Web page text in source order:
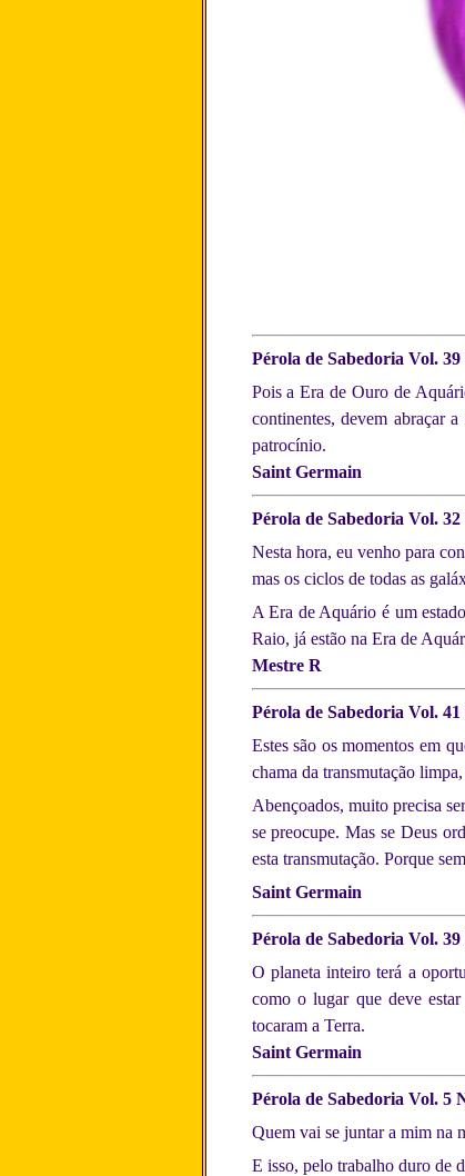
Pérola de Sabedoria Vol.
Pois a Era de Ouro de
continentes, devem abraçar
patrocínio.
Saint Germain
Pérola de Sabedoria Vol.
Nesta hora, eu venho para
mas os ciclos de todas as
A Era de Aquário é um
Raio, já estão na Era de
Mestre R
Pérola de Sabedoria Vol.
Estes são os momentos em
chama da transmutação
Abençoados, muito precisa
se preocupe. Mas se Deus
esta transmutação. Porque
Saint Germain
Pérola de Sabedoria Vol.
O planeta inteiro terá a
como o lugar que deve estar
tocaram a Terra.
Saint Germain
Pérola de Sabedoria Vol. 5
Quem vai se juntar a mim na
E isso, pelo trabalho duro de